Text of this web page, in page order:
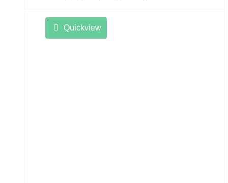
Quickview